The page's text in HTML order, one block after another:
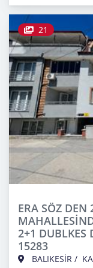
21
ERA SÖZ DEN
2+1 DUBLKES
15283
BALIKESİR /